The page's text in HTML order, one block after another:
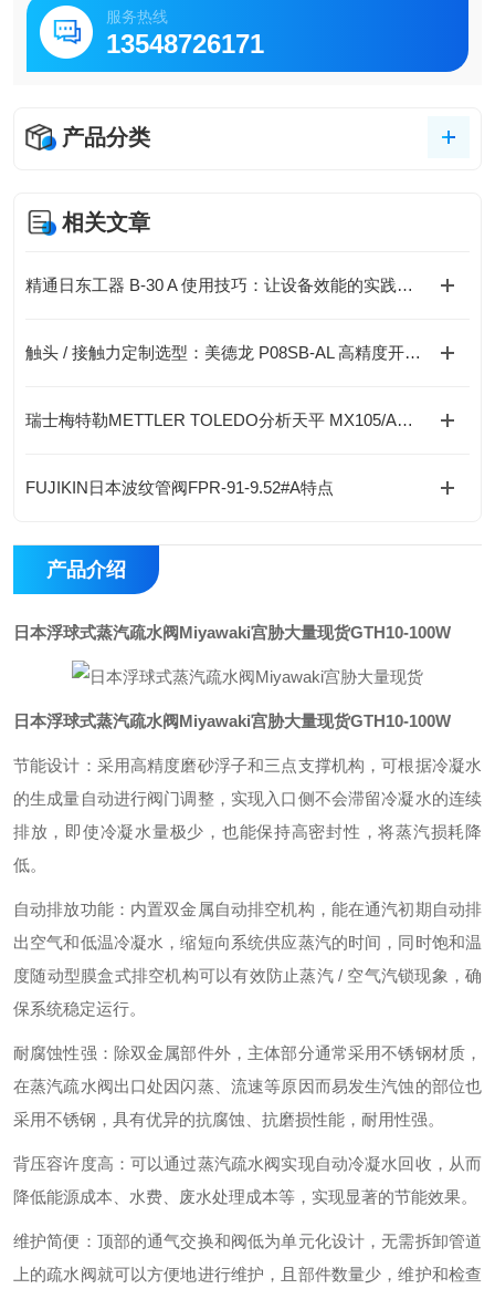
服务热线
13548726171
产品分类
相关文章
精通日东工器 B-30 A 使用技巧：让设备效能的实践指南
触头 / 接触力定制选型：美德龙 P08SB-AL 高精度开关选购实用手册
瑞士梅特勒METTLER TOLEDO分析天平 MX105/A的特点
FUJIKIN日本波纹管阀FPR-91-9.52#A特点
产品介绍
日本浮球式蒸汽疏水阀Miyawaki宫胁大量现货GTH10-100W
日本浮球式蒸汽疏水阀Miyawaki宫胁大量现货GTH10-100W
节能设计：采用高精度磨砂浮子和三点支撑机构，可根据冷凝水
的生成量自动进行阀门调整，实现入口侧不会滞留冷凝水的连续
排放，即使冷凝水量极少，也能保持高密封性，将蒸汽损耗降
低。
自动排放功能：内置双金属自动排空机构，能在通汽初期自动排
出空气和低温冷凝水，缩短向系统供应蒸汽的时间，同时饱和温
度随动型膜盒式排空机构可以有效防止蒸汽 / 空气汽锁现象，确
保系统稳定运行。
耐腐蚀性强：除双金属部件外，主体部分通常采用不锈钢材质，
在蒸汽疏水阀出口处因闪蒸、流速等原因而易发生汽蚀的部位也
采用不锈钢，具有优异的抗腐蚀、抗磨损性能，耐用性强。
背压容许度高：可以通过蒸汽疏水阀实现自动冷凝水回收，从而
降低能源成本、水费、废水处理成本等，实现显著的节能效果。
维护简便：顶部的通气交换和阀低为单元化设计，无需拆卸管道
上的疏水阀就可以方便地进行维护，且部件数量少，维护和检查